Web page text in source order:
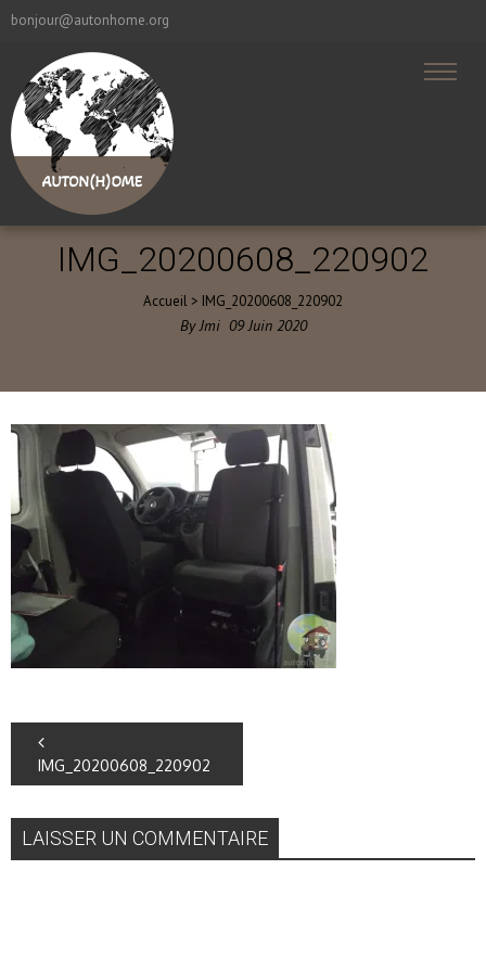
bonjour@autonhome.org
IMG_20200608_220902
Accueil > IMG_20200608_220902
ByJmi 09 Juin 2020
IMG_20200608_220902
LAISSER UN COMMENTAIRE